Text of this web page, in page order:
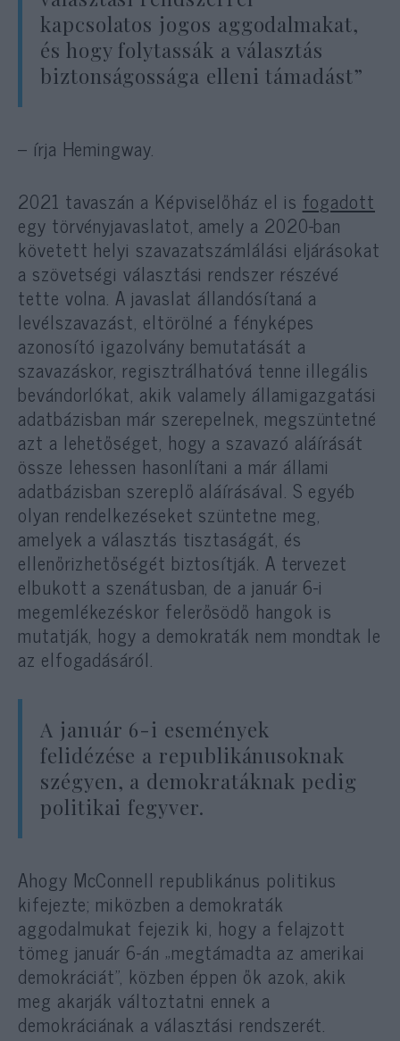
kapcsolatos jogos aggodalmakat,
és hogy folytassák a választás
biztonságossága elleni támadást”
– írja Hemingway.
2021 tavaszán a Képviselőház el is fogadott
egy törvényjavaslatot, amely a 2020-ban
követett helyi szavazatszámlálási eljárásokat
a szövetségi választási rendszer részévé
tette volna. A javaslat állandósítaná a
levélszavazást, eltörölné a fényképes
azonosító igazolvány bemutatását a
szavazáskor, regisztrálhatóvá tenne illegális
bevándorlókat, akik valamely államigazgatási
adatbázisban már szerepelnek, megszüntetné
azt a lehetőséget, hogy a szavazó aláírását
össze lehessen hasonlítani a már állami
adatbázisban szereplő aláírásával. S egyéb
olyan rendelkezéseket szüntetne meg,
amelyek a választás tisztaságát, és
ellenőrizhetőségét biztosítják. A tervezet
elbukott a szenátusban, de a január 6-i
megemlékezéskor felerősödő hangok is
mutatják, hogy a demokraták nem mondtak le
az elfogadásáról.
A január 6-i események
felidézése a republikánusoknak
szégyen, a demokratáknak pedig
politikai fegyver.
Ahogy McConnell republikánus politikus
kifejezte; miközben a demokraták
aggodalmukat fejezik ki, hogy a felajzott
tömeg január 6-án „megtámadta az amerikai
demokráciát”, közben éppen ők azok, akik
meg akarják változtatni ennek a
demokráciának a választási rendszerét.